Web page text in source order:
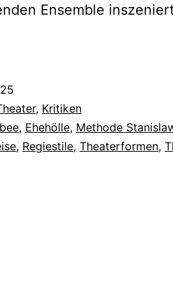
Ensemble
, Kritiken
, Ehehölle, Methode
, Regiestile, Theaterformen,